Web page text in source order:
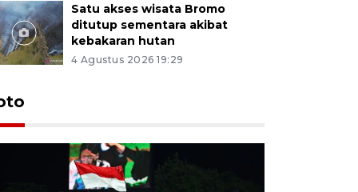
Satu akses wisata Bromo
ditutup sementara akibat
kebakaran hutan
4 Agustus 2026 19:29